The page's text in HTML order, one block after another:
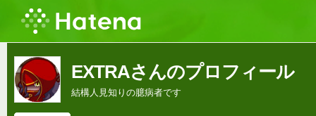
EXTRAさんのプロフィール
結構人見知りの臆病者です